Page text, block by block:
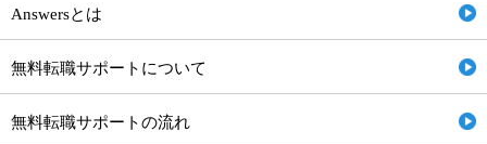
Answersとは
無料転職サポートについて
無料転職サポートの流れ